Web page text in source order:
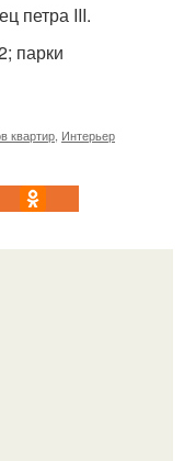
петра III.
парки
квартир Интерьер